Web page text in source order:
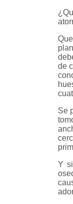
de
Se
Y